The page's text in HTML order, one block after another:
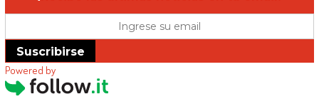
Suscribirse
Powered by